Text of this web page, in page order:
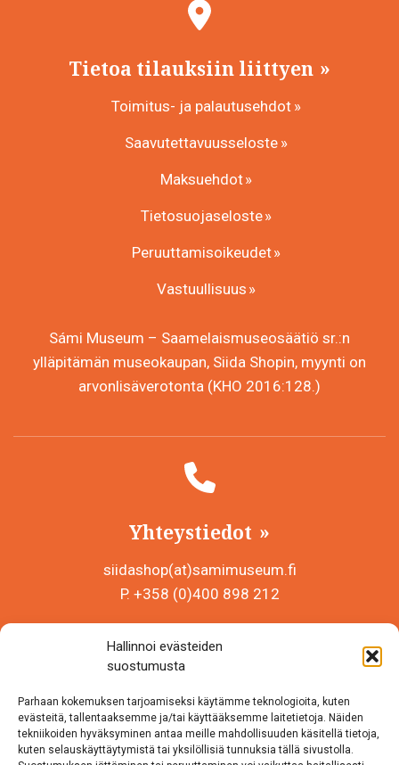
Hallinnoi evästeiden
suostumusta
Parhaan kokemuksen tarjoamiseksi käytämme teknologioita, kuten
evästeitä, tallentaaksemme ja/tai käyttääksemme laitetietoja. Näiden
tekniikoiden hyväksyminen antaa meille mahdollisuuden käsitellä tietoja,
kuten selauskäyttäytymistä tai yksilöllisiä tunnuksia tällä sivustolla.
Tietoa tilauksiin liittyen
Toimitus- ja palautusehdot
Saavutettavuusseloste
Maksuehdot
Tietosuojaseloste
Peruuttamisoikeudet
Vastuullisuus
Sámi Museum – Saamelaismuseosäätiö sr.:n
ylläpitämän museokaupan, Siida Shopin, myynti on
arvonlisäverotonta (KHO 2016:128.)
Yhteystiedot
siidashop(at)samimuseum.fi
P. +358 (0)400 898 212
Y-tunnus 0625907-2
Inarintie 46
99870 Inari